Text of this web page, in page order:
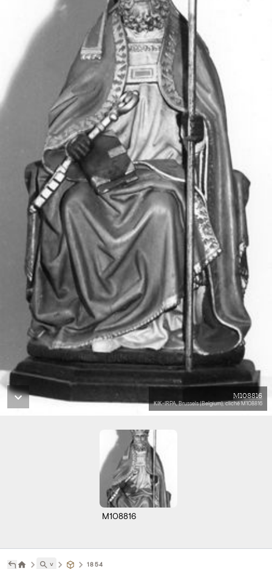
M108816
KIK-IRPA, Brussels (Belgium), cliché M108816
M108816
˅ 1854